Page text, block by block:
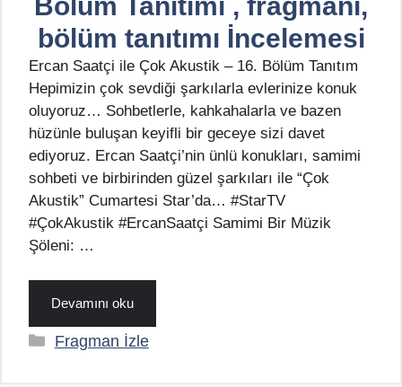
bölüm tanıtımı İncelemesi
Ercan Saatçi ile Çok Akustik – 16. Bölüm Tanıtım
Hepimizin çok sevdiği şarkılarla evlerinize konuk
oluyoruz… Sohbetlerle, kahkahalarla ve bazen
hüzünle buluşan keyifli bir geceye sizi davet
ediyoruz. Ercan Saatçi’nin ünlü konukları, samimi
sohbeti ve birbirinden güzel şarkıları ile “Çok
Akustik” Cumartesi Star’da… #StarTV
#ÇokAkustik #ErcanSaatçi Samimi Bir Müzik
Şöleni: …
Devamını oku
Kategoriler
Fragman İzle